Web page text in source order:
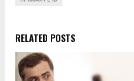
RELATED POSTS